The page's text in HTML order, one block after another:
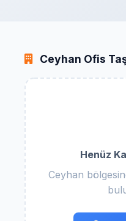
Ceyhan Ofis
Henüz
Ceyhan